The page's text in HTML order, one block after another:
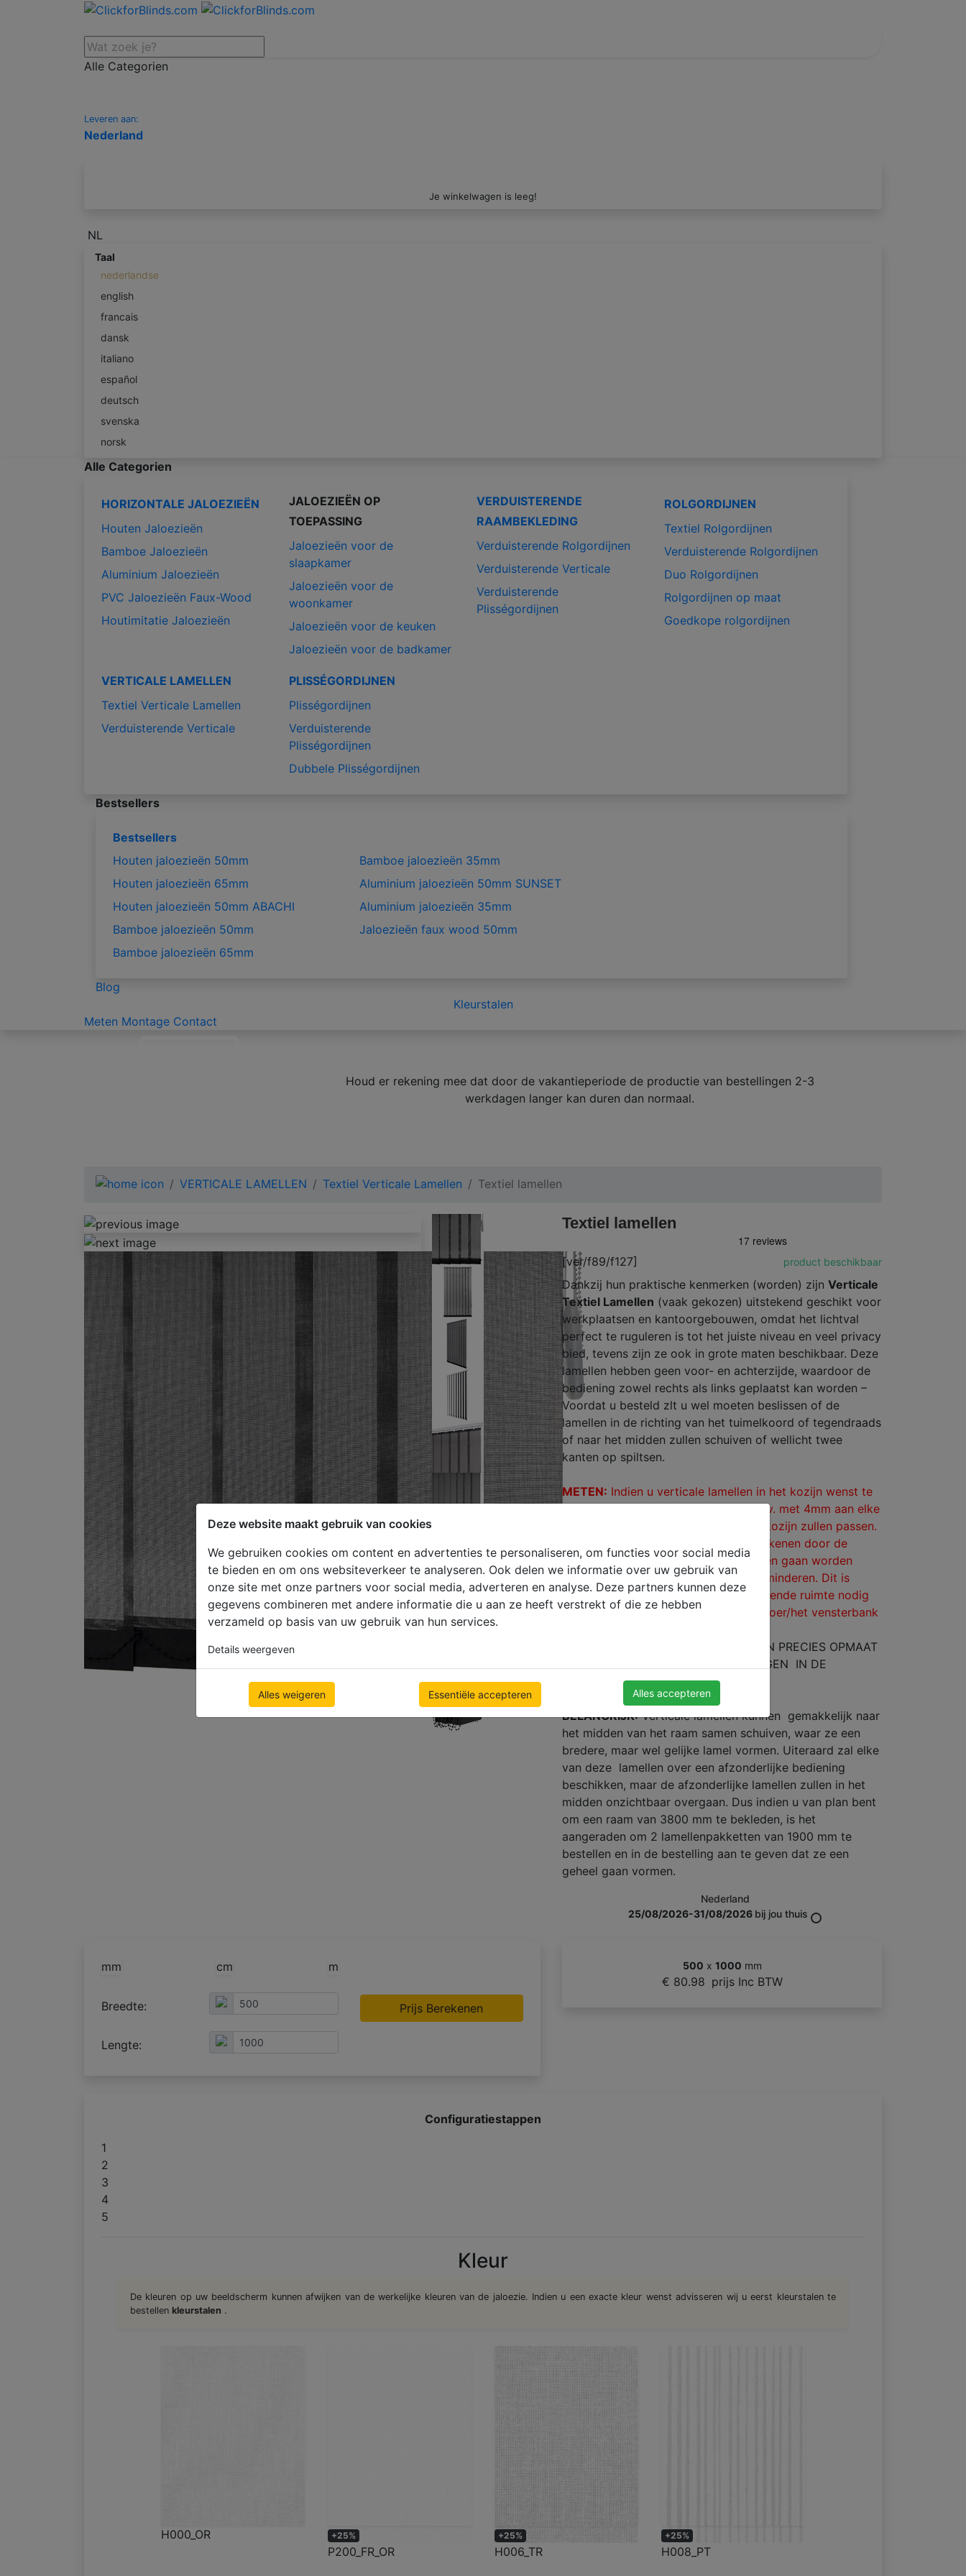
Deze website maakt gebruik van cookies
We gebruiken cookies om content en advertenties te personaliseren, om functies voor social media
te bieden en om ons websiteverkeer te analyseren. Ook delen we informatie over uw gebruik van
onze site met onze partners voor social media, adverteren en analyse. Deze partners kunnen deze
gegevens combineren met andere informatie die u aan ze heeft verstrekt of die ze hebben
verzameld op basis van uw gebruik van hun services.
Details weergeven
Alles weigeren Essentiële accepteren Alles accepteren
Alle Categorien
Leveren aan:
Nederland
Je winkelwagen is leeg!
NL
Taal
nederlandse
english
francais
dansk
italiano
español
deutsch
svenska
norsk
Alle Categorien
HORIZONTALE JALOEZIEËN
Houten Jaloezieën
Bamboe Jaloezieën
Aluminium Jaloezieën
PVC Jaloezieën Faux-Wood
Houtimitatie Jaloezieën
JALOEZIEËN OP
TOEPASSING
Jaloezieën voor de
slaapkamer
Jaloezieën voor de
woonkamer
Jaloezieën voor de keuken
Jaloezieën voor de badkamer
VERDUISTERENDE
RAAMBEKLEDING
Verduisterende Rolgordijnen
Verduisterende Verticale
Verduisterende
Plisségordijnen
ROLGORDIJNEN
Textiel Rolgordijnen
Verduisterende Rolgordijnen
Duo Rolgordijnen
Rolgordijnen op maat
Goedkope rolgordijnen
VERTICALE LAMELLEN
Textiel Verticale Lamellen
Verduisterende Verticale
PLISSÉGORDIJNEN
Plisségordijnen
Verduisterende
Plisségordijnen
Dubbele Plisségordijnen
Bestsellers
Bestsellers
Houten jaloezieën 50mm
Houten jaloezieën 65mm
Houten jaloezieën 50mm ABACHI
Bamboe jaloezieën 50mm
Bamboe jaloezieën 65mm
Bamboe jaloezieën 35mm
Aluminium jaloezieën 50mm SUNSET
Aluminium jaloezieën 35mm
Jaloezieën faux wood 50mm
Blog
Kleurstalen
Meten Montage Contact
Houd er rekening mee dat door de vakantieperiode de productie van bestellingen 2-3
werkdagen langer kan duren dan normaal.
VERTICALE LAMELLEN Textiel Verticale Lamellen Textiel lamellen
gebruiksconfiguratie
Textiel lamellen
[ver/f89/f127] product beschikbaar
Dankzij hun praktische kenmerken (worden) zijn Verticale
Textiel Lamellen (vaak gekozen) uitstekend geschikt voor
werkplaatsen en kantoorgebouwen, omdat het lichtval
perfect te ruguleren is tot het juiste niveau en veel privacy
bied, tevens zijn ze ook in grote maten beschikbaar. Deze
lamellen hebben geen voor- en achterzijde, waardoor de
bediening zowel rechts als links geplaatst kan worden –
Voordat u besteld zlt u wel moeten beslissen of de
lamellen in de richting van het tuimelkoord of tegendraads
of naar het midden zullen schuiven of wellicht twee
kanten op spiltsen.
METEN: Indien u verticale lamellen in het kozijn wenst te
monteren, verminderde de breedte (bv. met 4mm aan elke
zijde), zodat de lamellen goed in het kozijn zullen passen.
De lengte van de lamellen kunt u berekenen door de
hoogte van de ruimte, waar de lamellen gaan worden
opgehangen met ong.1-1,5 cmte verminderen. Dit is
noodzakelijk omdat de lamellen voldoende ruimte nodig
hebben om onbelemmerd boven de vloer/het vensterbank
ALLE VERTICALE LAMELLEN WORDEN PRECIES OPMAAT
VOLGENS DE OPGEGEVEN AFMETINGEN IN DE
BESTELLING GEFABRICEERD.
BELANGRIJK:Verticale lamellen kunnen gemakkelijk naar
het midden van het raam samen schuiven, waar ze een
bredere, maar wel gelijke lamel vormen. Uiteraard zal elke
van deze lamellen over een afzonderlijke bediening
beschikken, maar de afzonderlijke lamellen zullen in het
midden onzichtbaar overgaan. Dus indien u van plan bent
om een raam van 3800 mm te bekleden, is het
aangeraden om 2 lamellenpakketten van 1900 mm te
bestellen en in de bestelling aan te geven dat ze een
geheel gaan vormen.
Nederland
25/08/2026-31/08/2026 bij jou thuis
mm cm m
Breedte:
Lengte:
Prijs Berekenen
500 x 1000 mm
€ 80.98 prijs Inc BTW
Configuratiestappen
1
2
3
4
5
Kleur
De kleuren op uw beeldscherm kunnen afwijken van de werkelijke kleuren van de jaloezie. Indien u een exacte kleur wenst advisseren wij u eerst kleurstalen te
bestellen kleurstalen .
H000_OR +25%
P200_FR_OR
+25%
H006_TR
+25%
H008_PT